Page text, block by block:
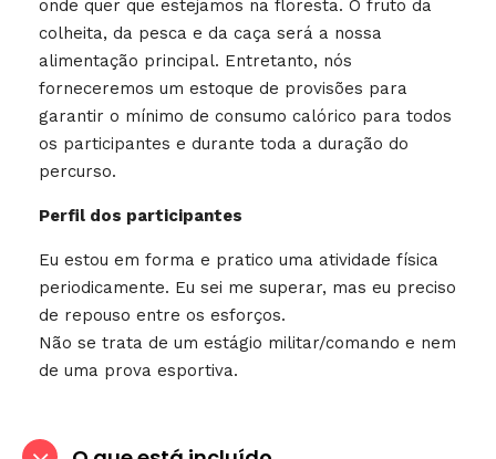
onde quer que estejamos na floresta. O fruto da
colheita, da pesca e da caça será a nossa
alimentação principal. Entretanto, nós
forneceremos um estoque de provisões para
garantir o mínimo de consumo calórico para todos
os participantes e durante toda a duração do
percurso.
Perfil dos participantes
Eu estou em forma e pratico uma atividade física
periodicamente. Eu sei me superar, mas eu preciso
de repouso entre os esforços.
Não se trata de um estágio militar/comando e nem
de uma prova esportiva.